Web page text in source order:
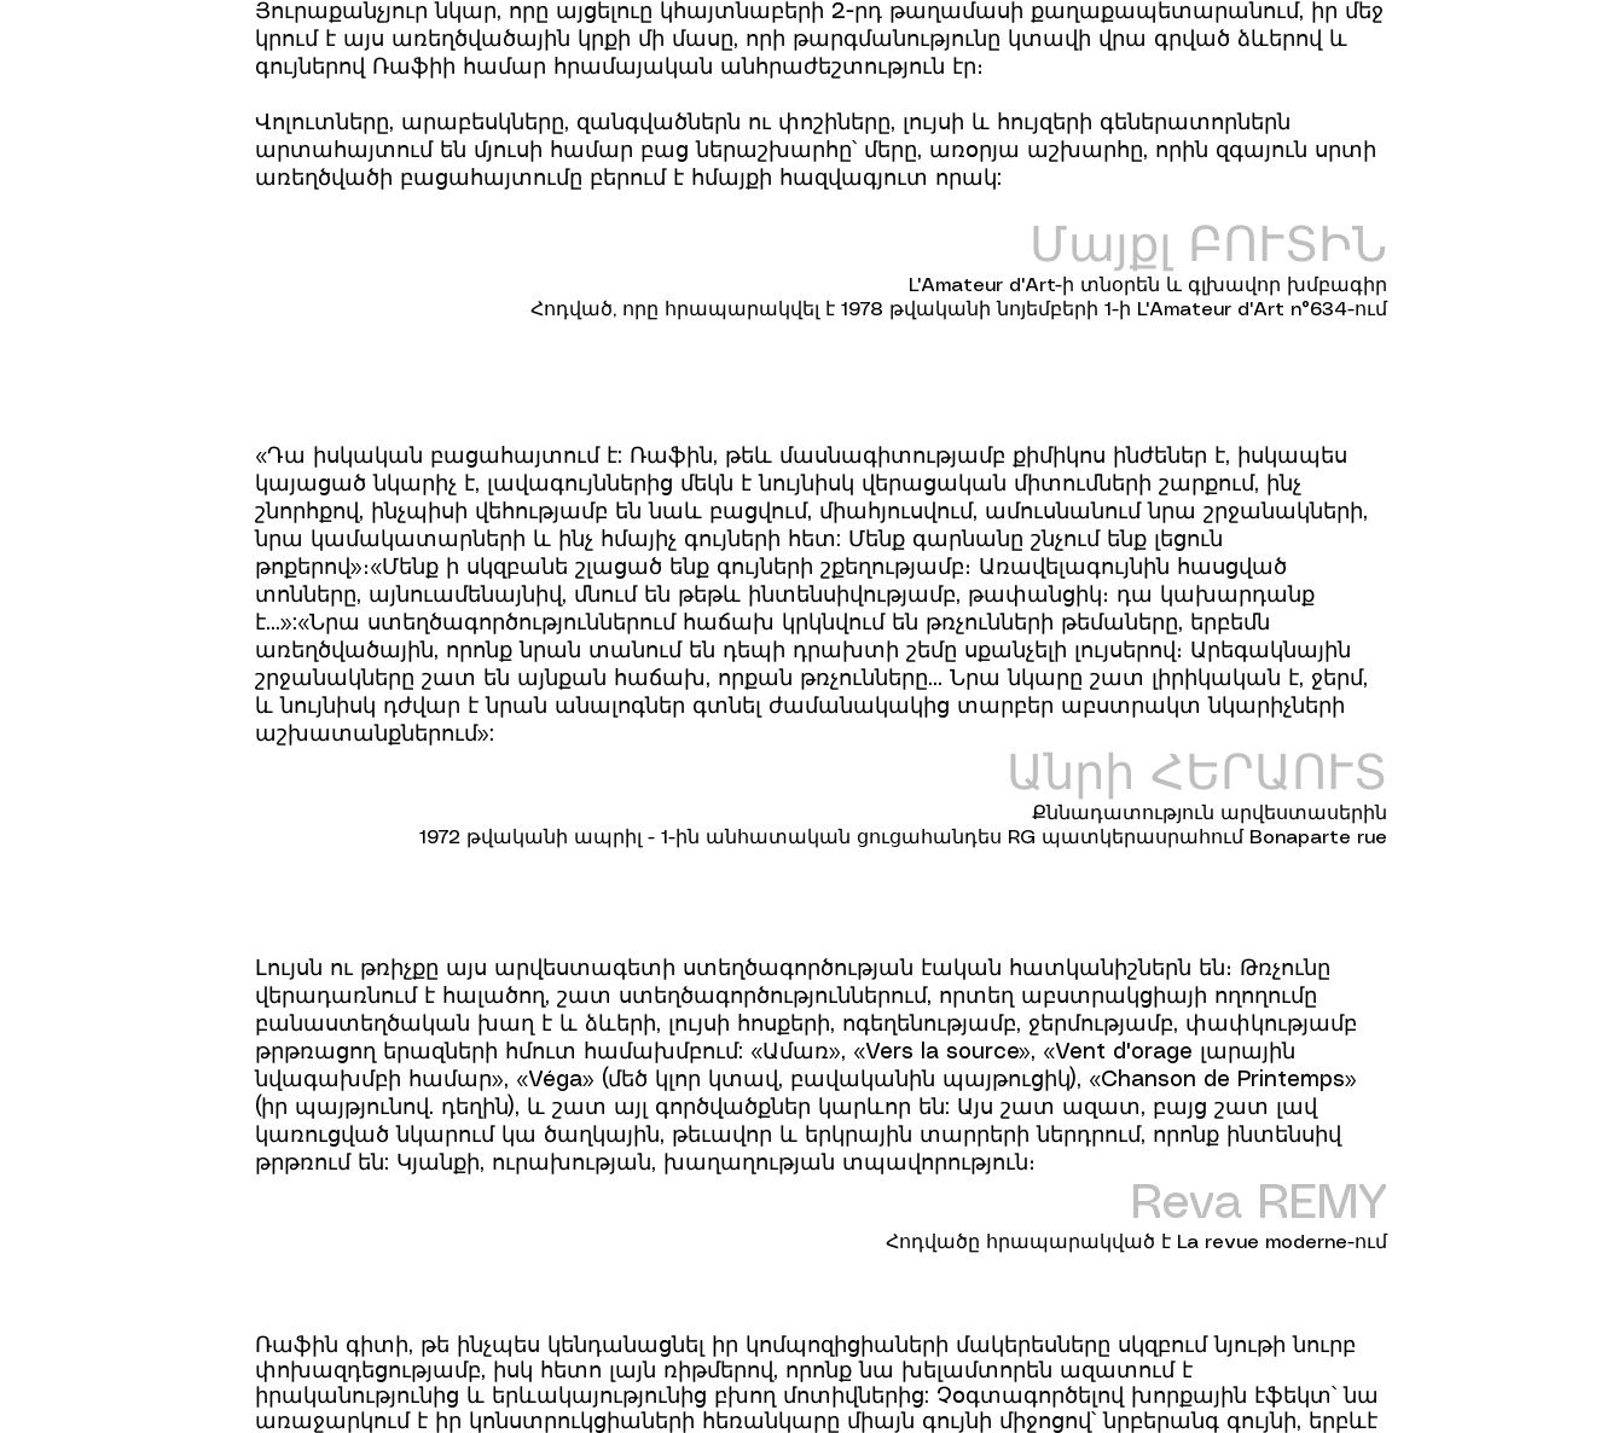
Յուրաքանչյուր նկար, որը այցելուը կհայտնաբերի 2-րդ թաղամասի քաղաքապետարանում, իր մեջ
կրում է այս առեղծվածային կրքի մի մասը, որի թարգմանությունը կտավի վրա գրված ձևերով և
գույներով Ռաֆիի համար հրամայական անհրաժեշտություն էր։
Վոլուտները, արաբեսկները, զանգվածներն ու փոշիները, լույսի և հույզերի գեներատորներն
արտահայտում են մյուսի համար բաց ներաշխարհը՝ մերը, առօրյա աշխարհը, որին զգայուն սրտի
առեղծվածի բացահայտումը բերում է հմայքի հազվագյուտ որակ:
Մայքլ ԲՈՒՏԻՆ
L'Amateur d'Art-ի տնօրեն և գլխավոր խմբագիր
Հոդված, որը հրապարակվել է 1978 թվականի նոյեմբերի 1-ի L'Amateur d'Art n°634-ում
«Դա իսկական բացահայտում է: Ռաֆին, թեև մասնագիտությամբ քիմիկոս ինժեներ է, իսկապես
կայացած նկարիչ է, լավագույններից մեկն է նույնիսկ վերացական միտումների շարքում, ինչ
շնորհքով, ինչպիսի վեհությամբ են նաև բացվում, միահյուսվում, ամուսնանում նրա շրջանակների,
նրա կամակատարների և ինչ հմայիչ գույների հետ: Մենք գարնանը շնչում ենք լեցուն
թոքերով»։«Մենք ի սկզբանե շլացած ենք գույների շքեղությամբ։ Առավելագույնին հասցված
տոնները, այնուամենայնիվ, մնում են թեթև ինտենսիվությամբ, թափանցիկ։ դա կախարդանք
է...»:«Նրա ստեղծագործություններում հաճախ կրկնվում են թռչունների թեմաները, երբեմն
առեղծվածային, որոնք նրան տանում են դեպի դրախտի շեմը սքանչելի լույսերով։ Արեգակնային
շրջանակները շատ են այնքան հաճախ, որքան թռչունները... Նրա նկարը շատ լիրիկական է, ջերմ,
և նույնիսկ դժվար է նրան անալոգներ գտնել ժամանակակից տարբեր աբստրակտ նկարիչների
աշխատանքներում»:
Անրի ՀԵՐԱՈՒՏ
Քննադատություն արվեստասերին
1972 թվականի ապրիլ - 1-ին անհատական ցուցահանդես RG պատկերասրահում Bonaparte rue
Լույսն ու թռիչքը այս արվեստագետի ստեղծագործության էական հատկանիշներն են։ Թռչունը
վերադառնում է հալածող, շատ ստեղծագործություններում, որտեղ աբստրակցիայի ողողումը
բանաստեղծական խաղ է և ձևերի, լույսի հոսքերի, ոգեղենությամբ, ջերմությամբ, փափկությամբ
թրթռացող երազների հմուտ համախմբում: «Ամառ», «Vers la source», «Vent d'orage լարային
նվագախմբի համար», «Véga» (մեծ կլոր կտավ, բավականին պայթուցիկ), «Chanson de Printemps»
(իր պայթյունով. դեղին), և շատ այլ գործվածքներ կարևոր են: Այս շատ ազատ, բայց շատ լավ
կառուցված նկարում կա ծաղկային, թեւավոր և երկրային տարրերի ներդրում, որոնք ինտենսիվ
թրթռում են: Կյանքի, ուրախության, խաղաղության տպավորություն։
Reva REMY
Հոդվածը հրապարակված է La revue moderne-ում
Ռաֆին գիտի, թե ինչպես կենդանացնել իր կոմպոզիցիաների մակերեսները սկզբում նյութի նուրբ
փոխազդեցությամբ, իսկ հետո լայն ռիթմերով, որոնք նա խելամտորեն ազատում է
իրականությունից և երևակայությունից բխող մոտիվներից: Չօգտագործելով խորքային էֆեկտ՝ նա
առաջարկում է իր կոնստրուկցիաների հեռանկարը միայն գույնի միջոցով՝ նրբերանգ գույնի, երբևէ